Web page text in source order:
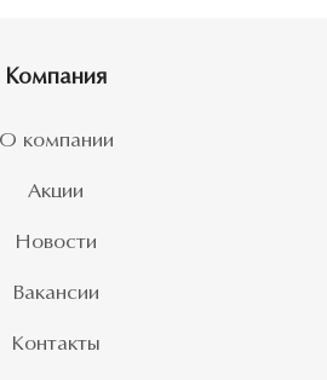
Компания
О компании
Акции
Новости
Вакансии
Контакты